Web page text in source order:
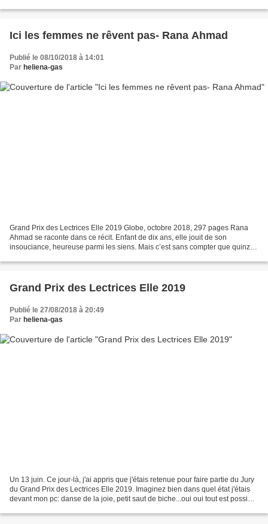
Ici les femmes ne rêvent pas- Rana Ahmad
Publié le 08/10/2018 à 14:01
Par heliena-gas
Grand Prix des Lectrices Elle 2019 Globe, octobre 2018, 297 pages Rana
Ahmad se raconte dans ce récit. Enfant de dix ans, elle jouit de son
insouciance, heureuse parmi les siens. Mais c’est sans compter que quinze
Grand Prix des Lectrices Elle 2019
Publié le 27/08/2018 à 20:49
Par heliena-gas
Un 13 juin. Ce jour-là, j'ai appris que j'étais retenue pour faire partie du Jury
du Grand Prix des Lectrices Elle 2019. Imaginez bien dans quel état j'étais
devant mon pc: danse de la joie, petit saut de biche...oui oui tout est possible